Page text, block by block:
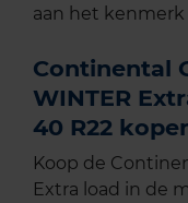
aan het kenmerk
Continental
WINTER
40 R22
Koop de
Extra load in de